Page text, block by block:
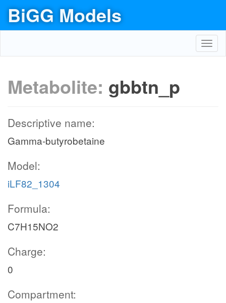
BiGG Models
Metabolite: gbbtn_p
Descriptive name:
Gamma-butyrobetaine
Model:
iLF82_1304
Formula:
C7H15NO2
Charge:
0
Compartment: